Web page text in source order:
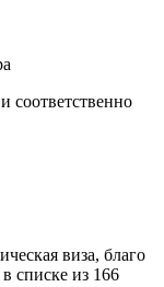
соответственно
виза, благо
списке из 166